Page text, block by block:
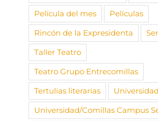
Película del mes
Películas
Rincón de la Expresidenta
Taller Teatro
Teatro Grupo Entrecomillas
Tertulias literarias
Universidad
Universidad/Comillas Campus